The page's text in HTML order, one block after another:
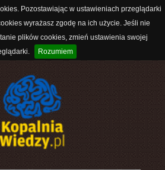
Pozostawiając w ustawieniach przeglądarki
wyrażasz zgodę na ich użycie. Jeśli nie
plików cookies, zmień ustawienia swojej
Rozumiem